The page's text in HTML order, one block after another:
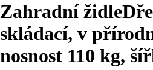
Zahradní židle
skládací, v
nosnost 110 kg,